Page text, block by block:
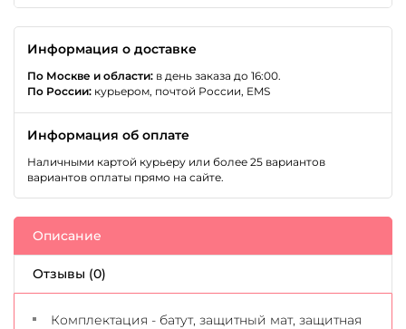
Информация о доставке
По Москве и области: в день заказа до 16:00.
По России: курьером, почтой России, EMS
Информация об оплате
Наличными картой курьеру или более 25 вариантов
вариантов оплаты прямо на сайте.
Описание
Отзывы (0)
Комплектация - батут, защитный мат, защитная